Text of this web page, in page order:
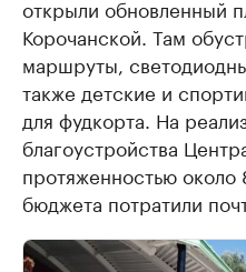
Делитесь новостями
Управляйте страницей компании
открыли обновленный
Корочанской. Там
маршруты,
также детские и
для фудкорта. На
благоустройства
протяженностью
бюджета потратили